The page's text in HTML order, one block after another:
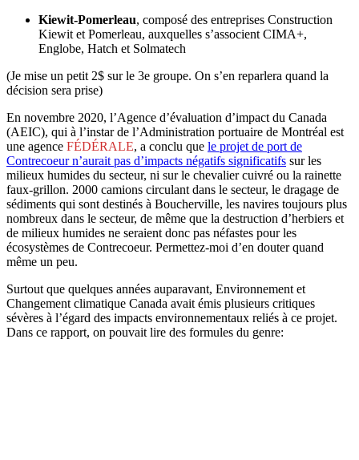
Kiewit-Pomerleau, composé des entreprises Construction
Kiewit et Pomerleau, auxquelles s’associent CIMA+,
Englobe, Hatch et Solmatech
(Je mise un petit 2$ sur le 3e groupe. On s’en reparlera quand la
décision sera prise)
En novembre 2020, l’Agence d’évaluation d’impact du Canada
(AEIC), qui à l’instar de l’Administration portuaire de Montréal est
une agence FÉDÉRALE, a conclu que le projet de port de
Contrecoeur n’aurait pas d’impacts négatifs significatifs sur les
milieux humides du secteur, ni sur le chevalier cuivré ou la rainette
faux-grillon. 2000 camions circulant dans le secteur, le dragage de
sédiments qui sont destinés à Boucherville, les navires toujours plus
nombreux dans le secteur, de même que la destruction d’herbiers et
de milieux humides ne seraient donc pas néfastes pour les
écosystèmes de Contrecoeur. Permettez-moi d’en douter quand
même un peu.
Surtout que quelques années auparavant, Environnement et
Changement climatique Canada avait émis plusieurs critiques
sévères à l’égard des impacts environnementaux reliés à ce projet.
Dans ce rapport, on pouvait lire des formules du genre: